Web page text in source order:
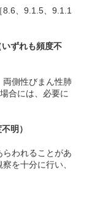
、9.1.5、9.1.1
いずれも頻度不
両側性びまん性肺
合には、必要に
明）
われることがあ
を十分に行い、